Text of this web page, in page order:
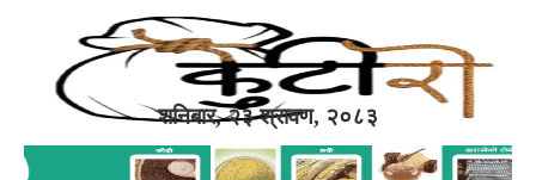
शनिबार, २३ श्रावण, २०८३